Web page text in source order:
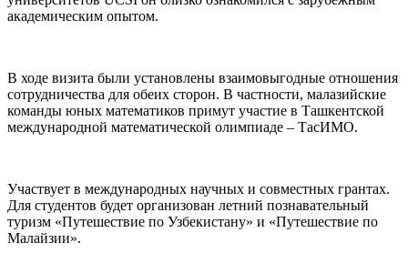
академическим опытом.
В ходе визита были установлены взаимовыгодные отношения
сотрудничества для обеих сторон. В частности, малазийские
команды юных математиков примут участие в Ташкентской
международной математической олимпиаде – ТасИМО.
Участвует в международных научных и совместных грантах.
Для студентов будет организован летний познавательный
туризм «Путешествие по Узбекистану» и «Путешествие по
Малайзии».